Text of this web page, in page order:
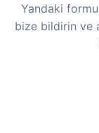
Yandaki
bize bildirin ve